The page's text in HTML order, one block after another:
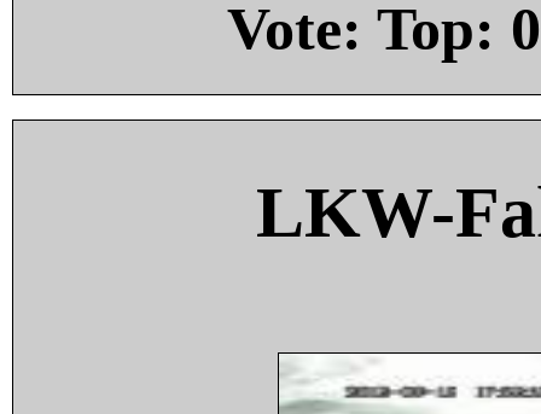
Vote: Top: 0
LKW-